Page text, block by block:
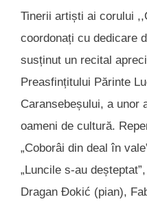
Tinerii artiști ai corului
coordonați cu dedicare
susținut un recital
Preasfințitului Părinte
Caransebeșului, a unor
oameni de cultură.
„Coborâi din deal în
„Luncile s-au
Dragan Đokić (pian),